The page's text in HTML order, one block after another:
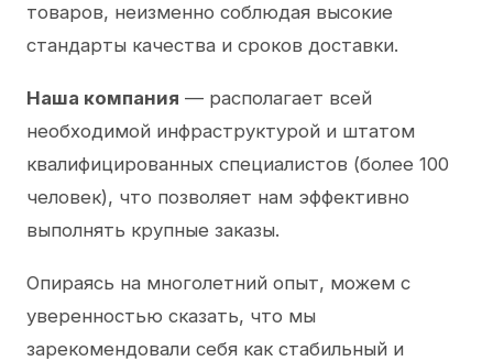
товаров, неизменно соблюдая высокие
стандарты качества и сроков доставки.
Наша компания — располагает всей
необходимой инфраструктурой и штатом
квалифицированных специалистов (более 100
человек), что позволяет нам эффективно
выполнять крупные заказы.
Опираясь на многолетний опыт, можем с
уверенностью сказать, что мы
зарекомендовали себя как стабильный и